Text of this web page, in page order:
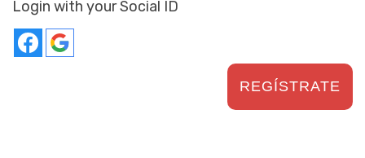
Login with your Social ID
REGÍSTRATE